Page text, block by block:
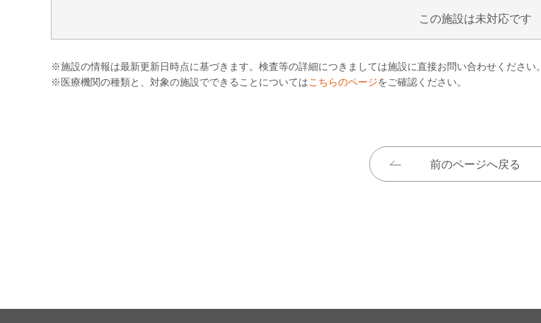
この施設は未対応です
※施設の情報は最新更新日時点に基づきます。検査等の詳細につきましては施設に直接お問い合わせください。
※医療機関の種類と、対象の施設でできることについてはこちらのページをご確認ください。
前のページへ戻る